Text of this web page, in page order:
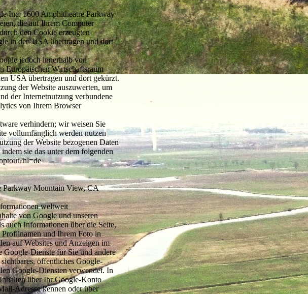
Inc. 1600 Amphitheatre Parkway
die auf Ihrem Computer
den Cookie erzeugten
in den USA übertragen und dort
jedoch innerhalb von
Europäischen Wirtschaftsraum
USA übertragen und dort gekürzt.
der Website auszuwerten, um
der Internetnutzung verbundene
von Ihrem Browser
verhindern; wir weisen Sie
vollumfänglich werden nutzen
der Website bezogenen Daten
sie das unter dem folgenden
Parkway Mountain View, CA
weltweit
von Google und unseren
auch Informationen über die Seite,
und Ihrem Foto in
auf Websites und Anzeigen im
Dienste für Sie und andere
öffentliches Google-
Google-Diensten verwendet. In
über Ihr Google-Konto
Adresse kennen oder über